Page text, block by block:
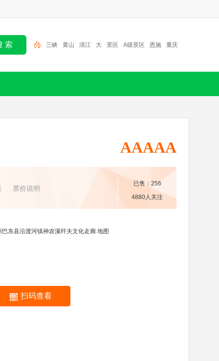
三峡 黄山 清江 大 景区 A级景区 恩施 重庆
AAAAA
票价说明
已售：256
4880人关注
东县沿渡河镇神农溪纤夫文化走廊 地图
扫码查看